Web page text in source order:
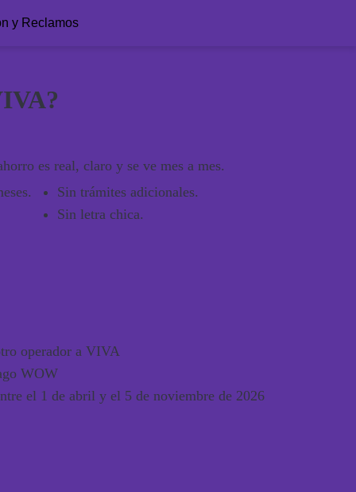
y Reclamos
es real, claro y se ve mes a mes.
.
Sin trámites adicionales.
Sin letra chica.
operador a VIVA
WOW
el 1 de abril y el 5 de noviembre de 2026